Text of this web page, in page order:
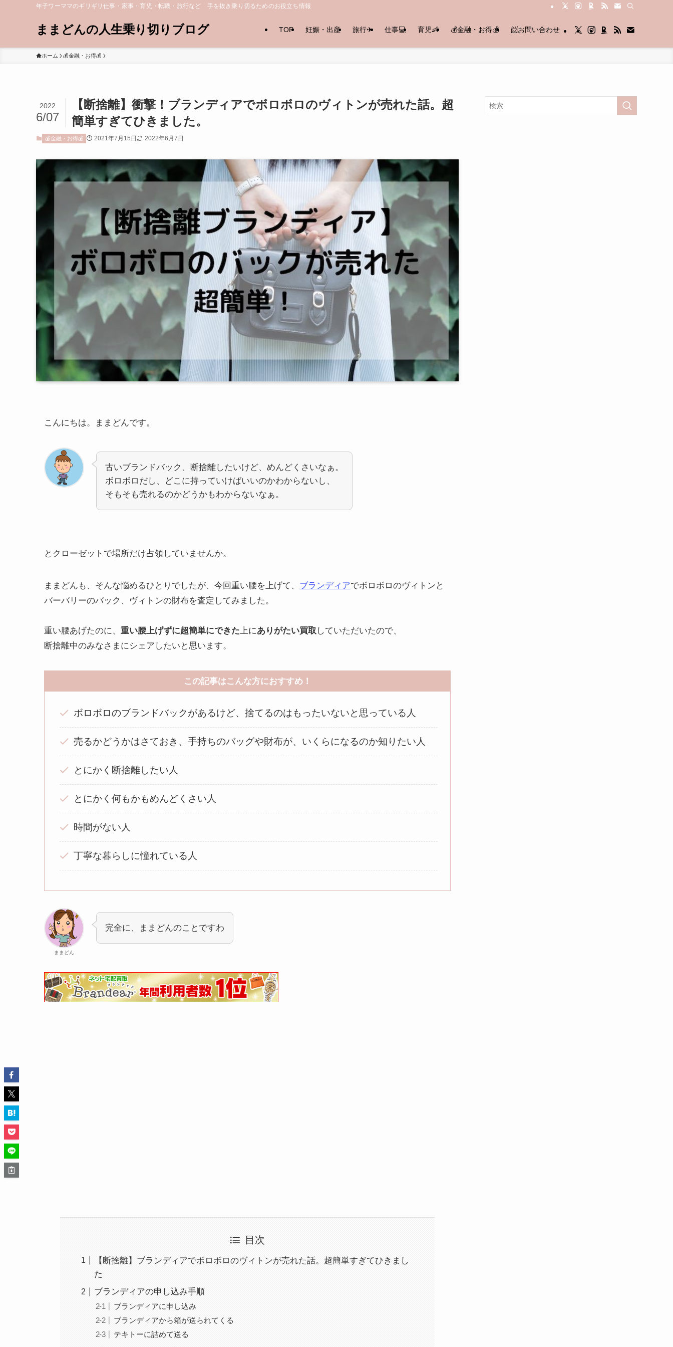
年子ワーママのギリギリ仕事・家事・育児・転職・旅行など 手を抜き乗り切るためのお役立ち情報
ままどんの人生乗り切りブログ TOP 妊娠・出産 旅行✈︎ 仕事💻 育児👶 💰金融・お得💰 📨お問い合わせ
ホーム 💰金融・お得💰
【断捨離】衝撃！ブランディアでボロボロのヴィトンが売れた話。超
簡単すぎてひきました。
2022
6/07
💰金融・お得💰 2021年7月15日 2022年6月7日
こんにちは。ままどんです。
古いブランドバック、断捨離したいけど、めんどくさいなぁ。
ボロボロだし、どこに持っていけばいいのかわからないし、
そもそも売れるのかどうかもわからないなぁ。
とクローゼットで場所だけ占領していませんか。
ままどんも、そんな悩めるひとりでしたが、今回重い腰を上げて、 ブランディアでボロボロのヴィトンと
バーバリーのバック、ヴィトンの財布を査定してみました。
重い腰あげたのに、 重い腰上げずに超簡単にできた上にありがたい買取 していただいたので、
断捨離中のみなさまにシェアしたいと思います。
この記事はこんな方におすすめ！
ボロボロのブランドバックがあるけど、捨てるのはもったいないと思っている人
売るかどうかはさておき、手持ちのバッグや財布が、いくらになるのか知りたい人
とにかく断捨離したい人
とにかく何もかもめんどくさい人
時間がない人
丁寧な暮らしに憧れている人
ままどん
完全に、ままどんのことですわ
目次
【断捨離】ブランディアでボロボロのヴィトンが売れた話。超簡単すぎてひきまし
た
ブランディアの申し込み手順
ブランディアに申し込み
ブランディアから箱が送られてくる
テキトーに詰めて送る